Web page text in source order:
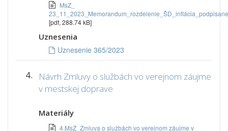
MsZ_
23_11_2023_Memorandum_rozdelenie_ŠD_inflácia_podpisane
[pdf, 288.74 kB]
Uznesenia
Uznesenie 365/2023
4.
Návrh Zmluvy o službách vo verejnom záujme
v mestskej doprave
Materiály
4.MsZ_Zmluva o službách vo verejnom záujme v